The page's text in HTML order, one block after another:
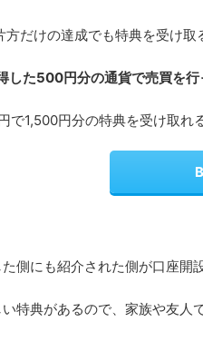
方だけの達成でも特典を受け取
した500円分の通貨で売買を
で1,500円分の特典を受け取れ
側にも紹介された側が口座開
特典があるので、家族や友人